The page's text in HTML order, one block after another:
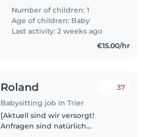
vertrauenswürdige
Betreuungsperson,
dieUkrainisch spricht und
liebevoll auf es eingehen kann.
Number of children: 1
Age of children: Baby
Last activity: 2 weeks ago
€15.00/hr
Roland
Babysitting job in Trier
37
[Aktuell sind wir versorgt!
Anfragen sind natürlich